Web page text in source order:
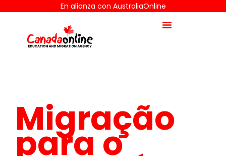
En alianza con AustraliaOnline
Migração
para o